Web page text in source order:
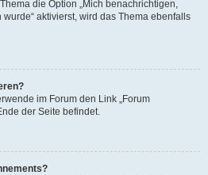
die Option „Mich benachrichtigen,
aktivierst, wird das Thema ebenfalls
im Forum den Link „Forum
der Seite befindet.